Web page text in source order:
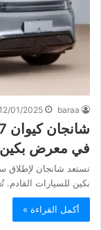
baraa
01/2025
في معرض بكين
بكين للسيارات
أكمل القراءة »